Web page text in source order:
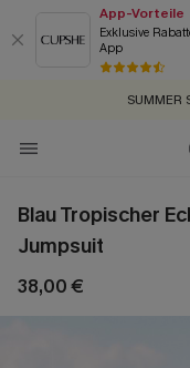
App-Vorteile
Exklusive
App
GRATIS MASSBAND
SUMMER
ZUM
Blau Tropischer
Jumpsuit
38,00 €